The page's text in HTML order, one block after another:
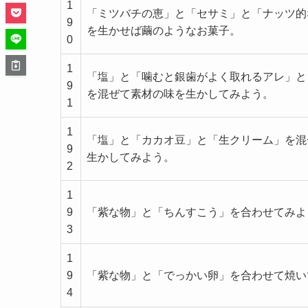
1
9
0
「ミツバチの恵」と「セサミ」と「ナッツ
を生かせば繭のようなお菓子。
1
9
1
「塩」と「噛むと銀歯がよく取れるアレ」
を混ぜて素材の味を生かしてみよう。
1
9
2
「塩」と「カカオ豆」と「生クリーム」を
生かしてみよう。
1
9
3
「紫な物」と「ちんすこう」を合わせてみ
1
9
4
「紫な物」と「でっかい卵」を合わせて焼